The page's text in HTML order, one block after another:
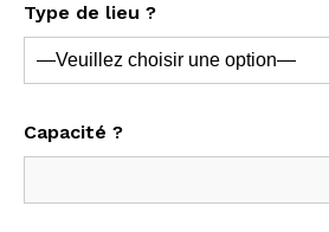
Type de lieu ?
Capacité ?